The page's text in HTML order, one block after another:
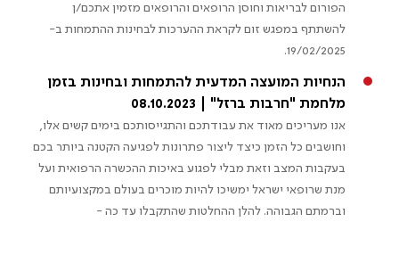
הפורום לבריאות וחוסן הרופאים והרופאים מזמין אתכם/ן
להשתתף במפגש זום לקראת ההערכות לבחינות ההתמחות ב-
19/02/2025.
הנחיות המועצה המדעית להתמחות ובחינות בזמן
מלחמת "חרבות ברזל" | 08.10.2023
אנו מעריכים מאוד את עבודתכם והתגייסותכם בימים קשים אלו,
וחושבים כל הזמן כיצד ליצור פתרונות לפגיעה הקטנה ביותר בכם
בעקבות המצב וזאת מבלי לפגוע באיכות ההכשרה הרפואית ועל
מנת שרופאי ישראל ימשיכו להיות מוכרים בעולם במקצועיותם
וברמתם הגבוהה. להלן ההחלטות שהתקבלו עד כה -